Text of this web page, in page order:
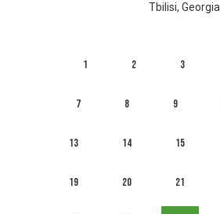
Tbilisi, Georgia
1 2 3
7 8 9
13 14 15
19 20 21